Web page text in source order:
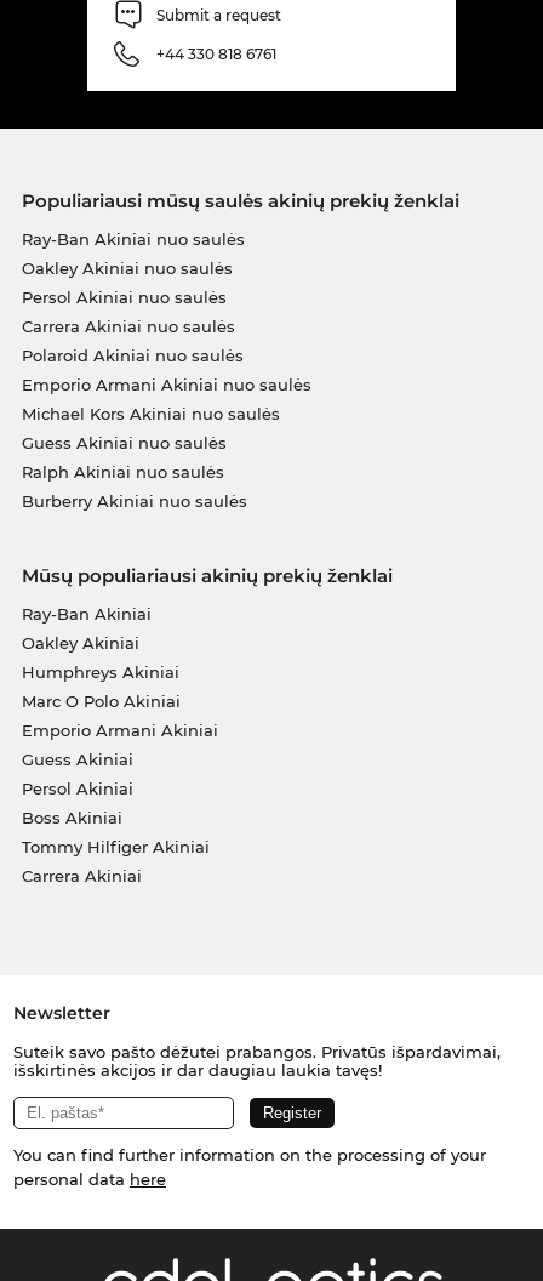
Submit a request
+44 330 818 6761
Populiariausi mūsų saulės akinių prekių ženklai
Ray-Ban Akiniai nuo saulės
Oakley Akiniai nuo saulės
Persol Akiniai nuo saulės
Carrera Akiniai nuo saulės
Polaroid Akiniai nuo saulės
Emporio Armani Akiniai nuo saulės
Michael Kors Akiniai nuo saulės
Guess Akiniai nuo saulės
Ralph Akiniai nuo saulės
Burberry Akiniai nuo saulės
Mūsų populiariausi akinių prekių ženklai
Ray-Ban Akiniai
Oakley Akiniai
Humphreys Akiniai
Marc O Polo Akiniai
Emporio Armani Akiniai
Guess Akiniai
Persol Akiniai
Boss Akiniai
Tommy Hilfiger Akiniai
Carrera Akiniai
Newsletter
Suteik savo pašto dėžutei prabangos. Privatūs išpardavimai,
išskirtinės akcijos ir dar daugiau laukia tavęs!
You can find further information on the processing of your
personal data here